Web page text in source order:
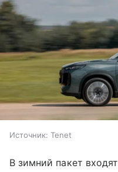
Источник: Tenet
В зимний пакет